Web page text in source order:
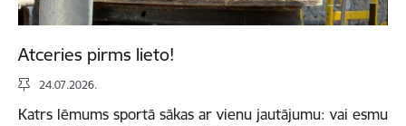
Atceries pirms lieto!
24.07.2026.
Katrs lēmums sportā sākas ar vienu jautājumu: vai esmu